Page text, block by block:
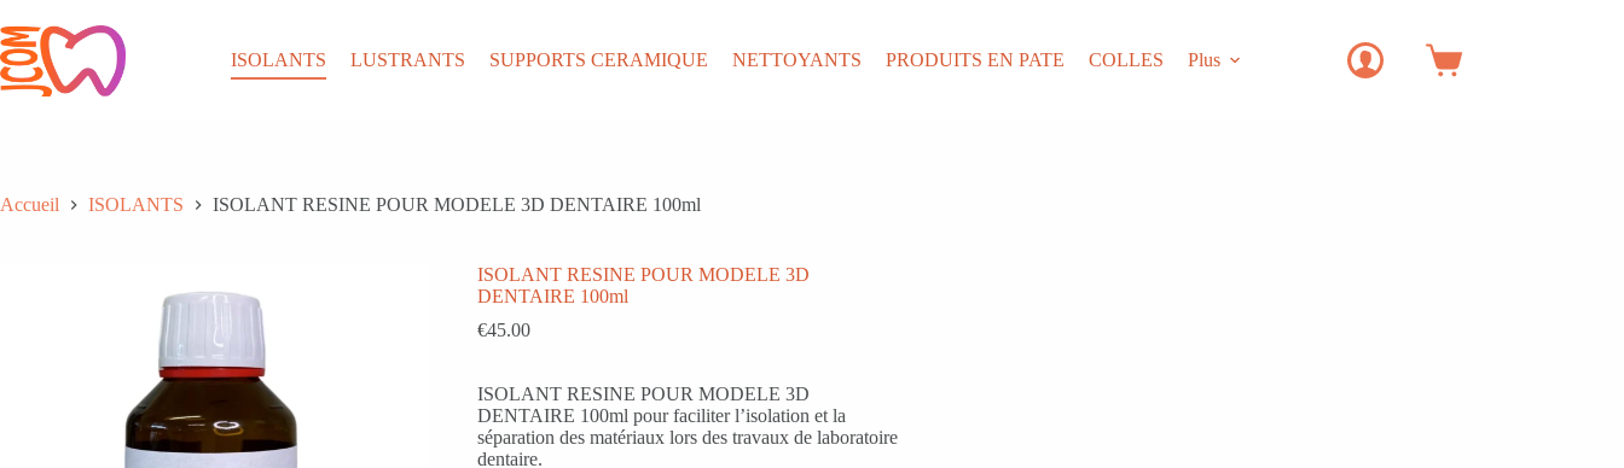
au
contenu
ISOLANTS LUSTRANTS SUPPORTS CERAMIQUE NETTOYANTS PRODUITS EN PATE COLLES Plus
Panier
Accueil ISOLANTS ISOLANT RESINE POUR MODELE 3D DENTAIRE 100ml
ISOLANT RESINE POUR MODELE 3D
DENTAIRE 100ml
€45.00
ISOLANT RESINE POUR MODELE 3D
DENTAIRE 100ml pour faciliter l’isolation et la
séparation des matériaux lors des travaux de laboratoire
dentaire.